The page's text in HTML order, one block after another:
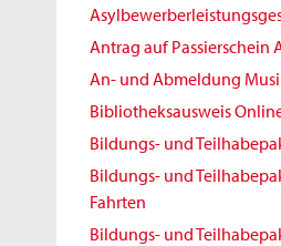
Antrag auf Passierschein
An- und Abmeldung
Bibliotheksausweis
Bildungs- und
Bildungs- und
Fahrten
Bildungs- und